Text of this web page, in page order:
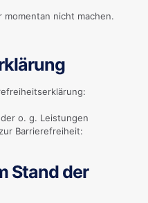
momentan nicht machen.
o. g. Leistungen
Barrierefreiheit:
Stand der